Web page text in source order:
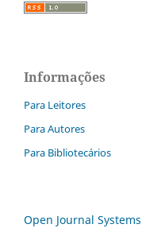
Informações
Para Leitores
Para Autores
Para Bibliotecários
Open Journal Systems